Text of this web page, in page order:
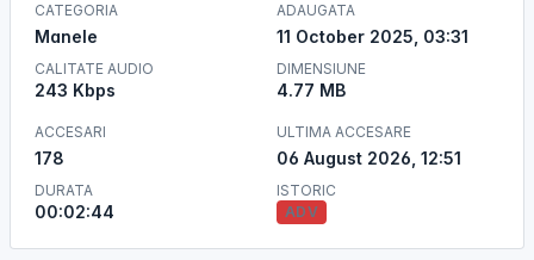
CATEGORIA
Manele
CALITATE AUDIO
243 Kbps
ADAUGATA
11 October 2025, 03:31
DIMENSIUNE
4.77 MB
ACCESARI
178
DURATA
00:02:44
ULTIMA ACCESARE
06 August 2026, 12:51
ISTORIC
ADV